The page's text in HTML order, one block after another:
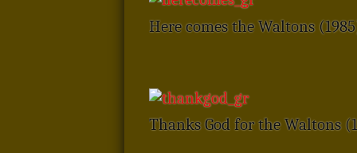
Here comes the Waltons
Thanks God for the Waltons